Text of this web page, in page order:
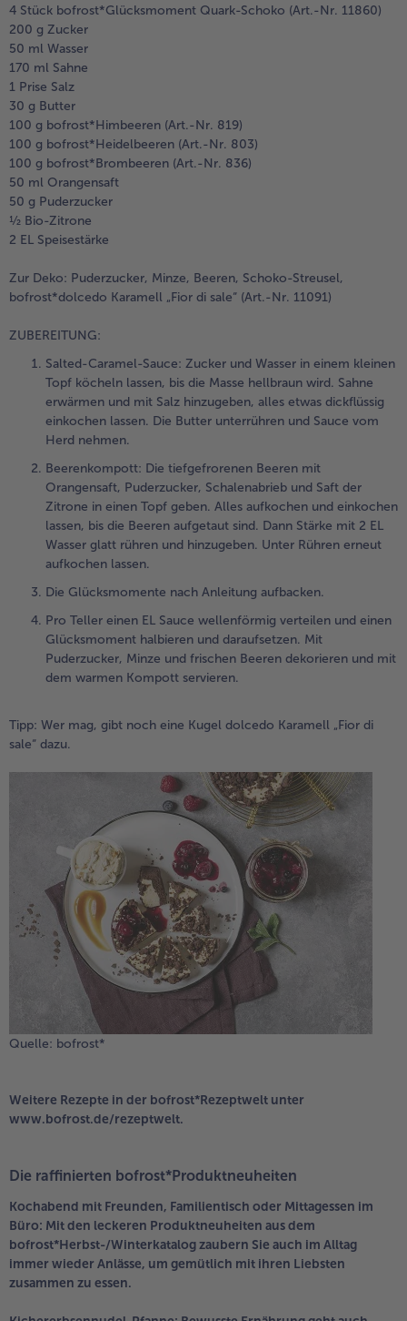
4 Stück bofrost*Glücksmoment Quark-Schoko (Art.-Nr. 11860)
200 g Zucker
50 ml Wasser
170 ml Sahne
1 Prise Salz
30 g Butter
100 g bofrost*Himbeeren (Art.-Nr. 819)
100 g bofrost*Heidelbeeren (Art.-Nr. 803)
100 g bofrost*Brombeeren (Art.-Nr. 836)
50 ml Orangensaft
50 g Puderzucker
½ Bio-Zitrone
2 EL Speisestärke
Zur Deko: Puderzucker, Minze, Beeren, Schoko-Streusel,
bofrost*dolcedo Karamell „Fior di sale“ (Art.-Nr. 11091)
ZUBEREITUNG:
Salted-Caramel-Sauce: Zucker und Wasser in einem kleinen
Topf köcheln lassen, bis die Masse hellbraun wird. Sahne
erwärmen und mit Salz hinzugeben, alles etwas dickflüssig
einkochen lassen. Die Butter unterrühren und Sauce vom
Herd nehmen.
Beerenkompott: Die tiefgefrorenen Beeren mit
Orangensaft, Puderzucker, Schalenabrieb und Saft der
Zitrone in einen Topf geben. Alles aufkochen und einkochen
lassen, bis die Beeren aufgetaut sind. Dann Stärke mit 2 EL
Wasser glatt rühren und hinzugeben. Unter Rühren erneut
aufkochen lassen.
Die Glücksmomente nach Anleitung aufbacken.
Pro Teller einen EL Sauce wellenförmig verteilen und einen
Glücksmoment halbieren und daraufsetzen. Mit
Puderzucker, Minze und frischen Beeren dekorieren und mit
dem warmen Kompott servieren.
Tipp: Wer mag, gibt noch eine Kugel dolcedo Karamell „Fior di
sale“ dazu.
Quelle: bofrost*
Weitere Rezepte in der bofrost*Rezeptwelt unter
www.bofrost.de/rezeptwelt.
Die raffinierten bofrost*Produktneuheiten
Kochabend mit Freunden, Familientisch oder Mittagessen im
Büro: Mit den leckeren Produktneuheiten aus dem
bofrost*Herbst-/Winterkatalog zaubern Sie auch im Alltag
immer wieder Anlässe, um gemütlich mit ihren Liebsten
zusammen zu essen.